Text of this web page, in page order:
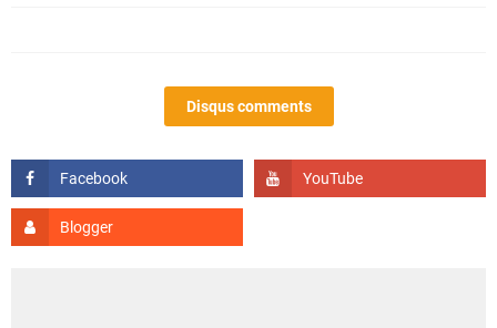
Disqus comments